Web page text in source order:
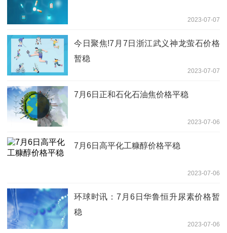
2023-07-07
今日聚焦!7月7日浙江武义神龙萤石价格
暂稳
2023-07-07
7月6日正和石化石油焦价格平稳
2023-07-06
7月6日高平化工糠醇价格平稳
2023-07-06
环球时讯：7月6日华鲁恒升尿素价格暂
稳
2023-07-06